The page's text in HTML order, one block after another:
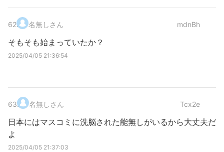
62. 名無しさん mdnBh
そもそも始まっていたか？
2025/04/05 21:36:54
63. 名無しさん Tcx2e
日本にはマスコミに洗脳された能無しがいるから大丈夫だ
よ
2025/04/05 21:37:03